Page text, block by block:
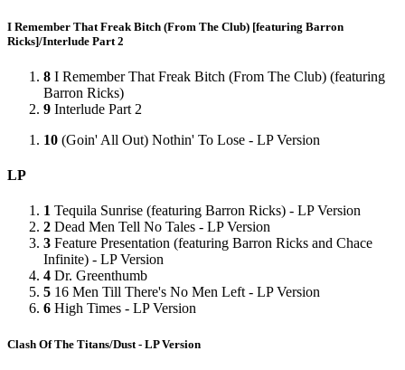
I Remember That Freak Bitch (From The Club) [featuring Barron
Ricks]/Interlude Part 2
8 I Remember That Freak Bitch (From The Club) (featuring
Barron Ricks)
9 Interlude Part 2
10 (Goin' All Out) Nothin' To Lose - LP Version
LP
1 Tequila Sunrise (featuring Barron Ricks) - LP Version
2 Dead Men Tell No Tales - LP Version
3 Feature Presentation (featuring Barron Ricks and Chace
Infinite) - LP Version
4 Dr. Greenthumb
5 16 Men Till There's No Men Left - LP Version
6 High Times - LP Version
Clash Of The Titans/Dust - LP Version